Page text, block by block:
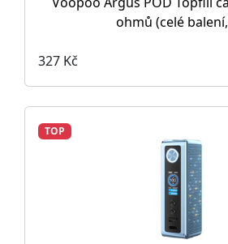
ohmů (celé
327 Kč
TOP